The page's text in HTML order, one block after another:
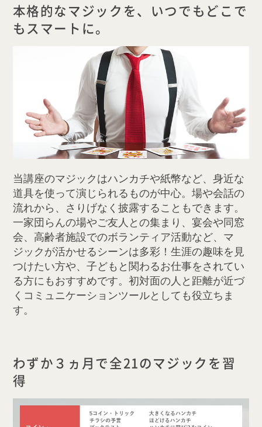
本格的なマジックを、いつでもどこで
もスマートに。
当講座のマジックはハンカチや紙幣など、身近な
道具を使って演じられるものが中心。場や会話の
流れから、さりげなく披露することもできます。
一家団らんの場やご友人との集まり、宴会や同窓
会、高齢者施設でのボランティア活動など、マ
ジックが活かせるシーンは多彩！生涯の趣味を見
つけたい方や、子どもと関わるお仕事をされてい
る方にもおすすめです。初対面の人と距離が近づ
くコミュニケーションツールとしても役立ちま
す。
わずか３ヵ月で全21のマジックを習
得